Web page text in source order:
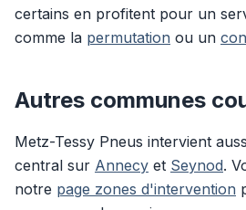
certains en profitent pour un
comme la permutation ou un
Autres communes
Metz-Tessy Pneus intervient
central sur Annecy et Seynod.
notre page zones d'intervention